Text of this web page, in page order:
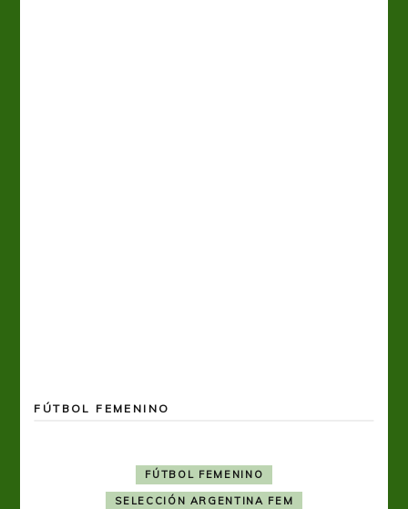
FÚTBOL FEMENINO
FÚTBOL FEMENINO
SELECCIÓN ARGENTINA FEM